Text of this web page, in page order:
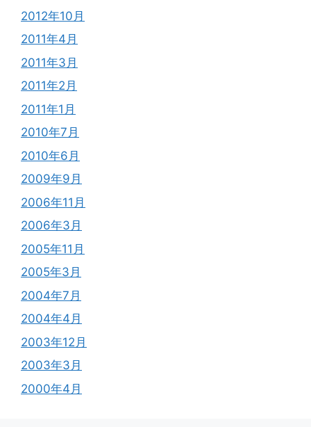
2012年10月
2011年4月
2011年3月
2011年2月
2011年1月
2010年7月
2010年6月
2009年9月
2006年11月
2006年3月
2005年11月
2005年3月
2004年7月
2004年4月
2003年12月
2003年3月
2000年4月